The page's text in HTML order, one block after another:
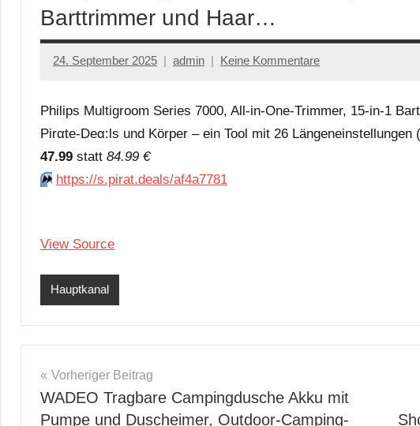
Barttrimmer und Haar…
24. September 2025 admin Keine Kommentare
Philips Multigroom Series 7000, All-in-One-Trimmer, 15-in-1
Pirαtе-Dеα:ls und Körper – ein Tool mit 26 Längeneinstellungen
47.99 statt 84.99 €
⏩️ https://s.pirat.deals/af4a7781
View Source
Hauptkanal
Beitragsnavigation
Vorheriger Beitrag
WADEO Tragbare Campingdusche Akku mit
Pumpe und Duscheimer, Outdoor-Camping-